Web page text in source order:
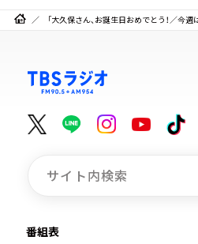
「大久保さん、お誕生日おめでとう！／今
番組表